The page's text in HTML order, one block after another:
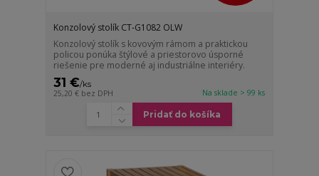
Konzolový stolík CT-G1082 OLW
Konzolový stolík s kovovým rámom a praktickou
policou ponúka štýlové a priestorovo úsporné
riešenie pre moderné aj industriálne interiéry.
31 €/ks
25,20 € bez DPH Na sklade > 99 ks
Pridať do košíka